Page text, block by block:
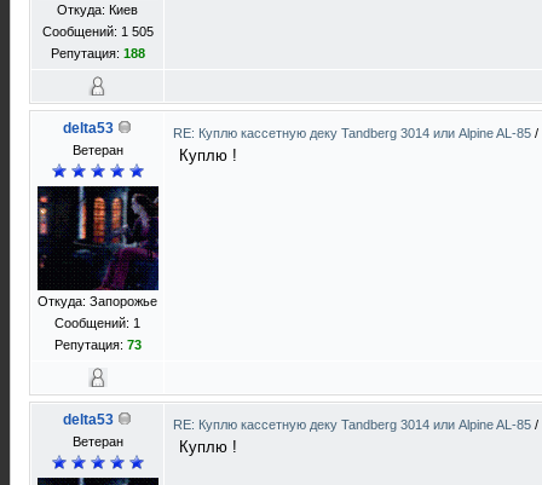
Откуда: Киев
Сообщений: 1 505
Репутация: 188
delta53
Ветеран
Откуда: Запорожье
Сообщений: 1
Репутация: 73
RE: Куплю кассетную деку Tandberg 3014 или Alpine AL-85 /
Куплю !
delta53
Ветеран
RE: Куплю кассетную деку Tandberg 3014 или Alpine AL-85 /
Куплю !